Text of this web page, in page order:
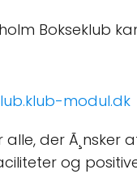
Bokseklub
modul.dk
der Ã¸nsker
og